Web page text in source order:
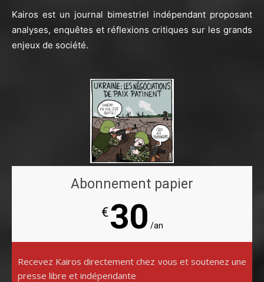
Kairos est un journal bimestriel indépendant proposant
analyses, enquêtes et réflexions critiques sur les grands
enjeux de société.
Abonnement papier
€30 /an
Recevez Kairos directement chez vous et soutenez une
presse libre et indépendante